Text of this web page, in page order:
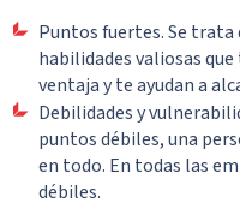
Puntos fuertes. Se trata
habilidades valiosas
ventaja y te ayudan a
Debilidades y
puntos débiles, una
en todo. En todas las
débiles.